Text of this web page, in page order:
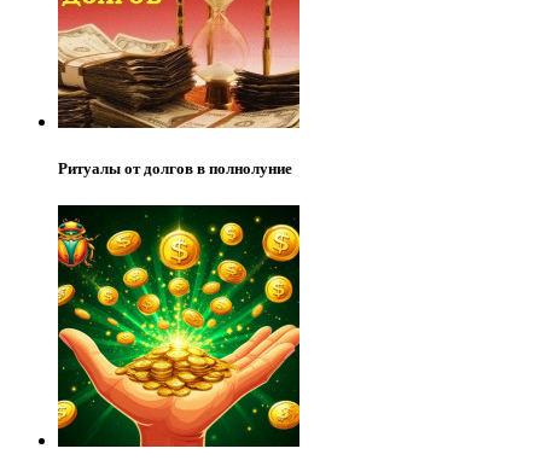
Ритуалы от долгов в полнолуние